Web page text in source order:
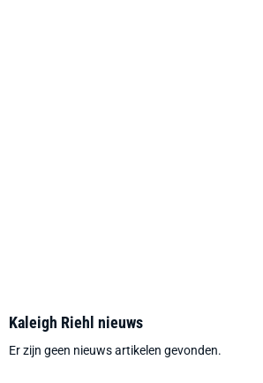
Kaleigh Riehl nieuws
Er zijn geen nieuws artikelen gevonden.